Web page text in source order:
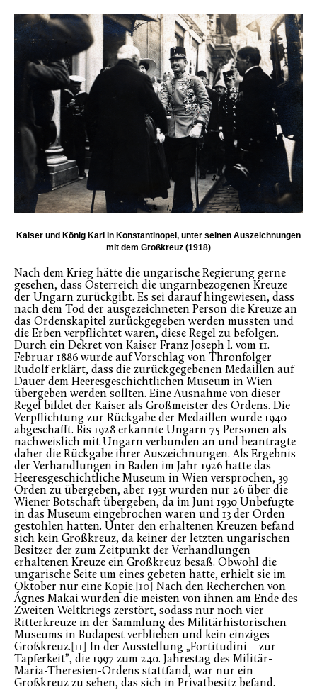
Kaiser und König Karl in Konstantinopel, unter seinen Auszeichnungen
mit dem Großkreuz (1918)
Nach dem Krieg hätte die ungarische Regierung gerne
gesehen, dass Österreich die ungarnbezogenen Kreuze
der Ungarn zurückgibt. Es sei darauf hingewiesen, dass
nach dem Tod der ausgezeichneten Person die Kreuze an
das Ordenskapitel zurückgegeben werden mussten und
die Erben verpflichtet waren, diese Regel zu befolgen.
Durch ein Dekret von Kaiser Franz Joseph I. vom 11.
Februar 1886 wurde auf Vorschlag von Thronfolger
Rudolf erklärt, dass die zurückgegebenen Medaillen auf
Dauer dem Heeresgeschichtlichen Museum in Wien
übergeben werden sollten. Eine Ausnahme von dieser
Regel bildet der Kaiser als Großmeister des Ordens. Die
Verpflichtung zur Rückgabe der Medaillen wurde 1940
abgeschafft. Bis 1928 erkannte Ungarn 75 Personen als
nachweislich mit Ungarn verbunden an und beantragte
daher die Rückgabe ihrer Auszeichnungen. Als Ergebnis
der Verhandlungen in Baden im Jahr 1926 hatte das
Heeresgeschichtliche Museum in Wien versprochen, 39
Orden zu übergeben, aber 1931 wurden nur 26 über die
Wiener Botschaft übergeben, da im Juni 1930 Unbefugte
in das Museum eingebrochen waren und 13 der Orden
gestohlen hatten. Unter den erhaltenen Kreuzen befand
sich kein Großkreuz, da keiner der letzten ungarischen
Besitzer der zum Zeitpunkt der Verhandlungen
erhaltenen Kreuze ein Großkreuz besaß. Obwohl die
ungarische Seite um eines gebeten hatte, erhielt sie im
Oktober nur eine Kopie. [10]
Nach den Recherchen von
Ágnes Makai wurden die meisten von ihnen am Ende des
Zweiten Weltkriegs zerstört, sodass nur noch vier
Ritterkreuze in der Sammlung des Militärhistorischen
Museums in Budapest verblieben und kein einziges
Großkreuz. [11]
In der Ausstellung „Fortitudini – zur
Tapferkeit”, die 1997 zum 240. Jahrestag des Militär-
Maria-Theresien-Ordens stattfand, war nur ein
Großkreuz zu sehen, das sich in Privatbesitz befand.